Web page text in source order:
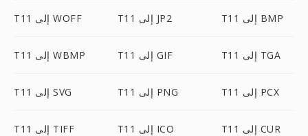
T11 إلى WOFF T11 إلى JP2 T11 إلى BMP
T11 إلى WBMP T11 إلى GIF T11 إلى TGA
T11 إلى SVG T11 إلى PNG T11 إلى PCX
T11 إلى TIFF T11 إلى ICO T11 إلى CUR